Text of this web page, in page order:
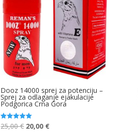
Dooz 14000 sprej za potenciju –
Sprej za odlaganje ejakulacije
Podgorica Crna Gora
Ocjenjeno
5.00
25,00€ Original
20,00 €Current